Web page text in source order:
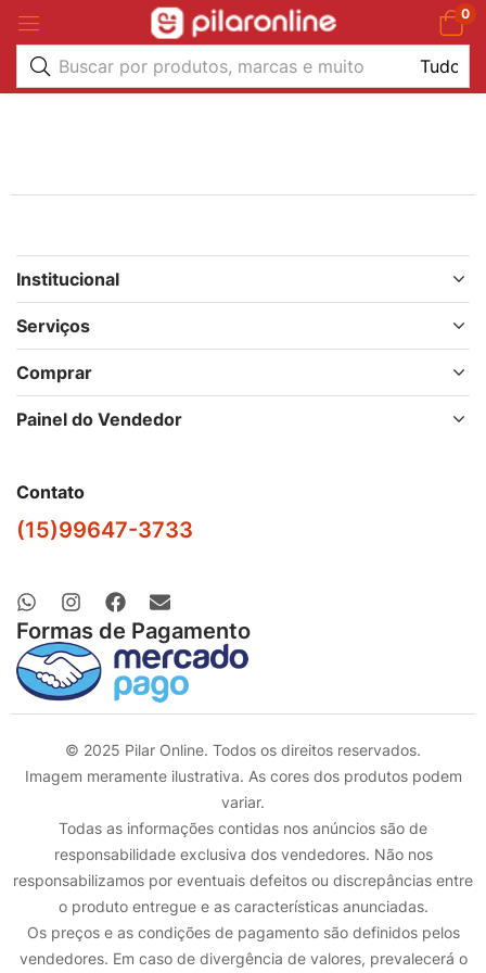
0
Institucional
Serviços
Comprar
Painel do Vendedor
Contato
(15)99647-3733
Formas de Pagamento
© 2025 Pilar Online. Todos os direitos reservados.
Imagem meramente ilustrativa. As cores dos produtos podem
variar.
Todas as informações contidas nos anúncios são de
responsabilidade exclusiva dos vendedores. Não nos
responsabilizamos por eventuais defeitos ou discrepâncias entre
o produto entregue e as características anunciadas.
Os preços e as condições de pagamento são definidos pelos
vendedores. Em caso de divergência de valores, prevalecerá o